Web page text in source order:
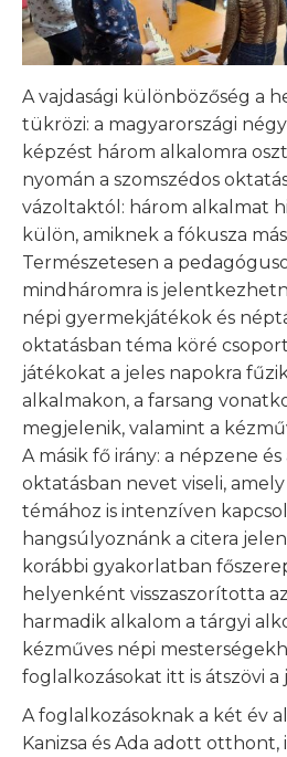
A vajdasági különbözőség a
tükrözi: a magyarországi
képzést három alkalomra
nyomán a szomszédos
vázoltaktól: három alkalmat
külön, amiknek a fókusza
Természetesen a
mindháromra is
népi gyermekjátékok és
oktatásban téma köré
játékokat a jeles napokra
alkalmakon, a farsang
megjelenik, valamint a
A másik fő irány: a népzene
oktatásban nevet viseli, amely
témához is intenzíven
hangsúlyoznánk a citera
korábbi gyakorlatban
helyenként visszaszorította
harmadik alkalom a tárgyi
kézműves népi
foglalkozásokat itt is átszövi a
A foglalkozásoknak a két év
Kanizsa és Ada adott